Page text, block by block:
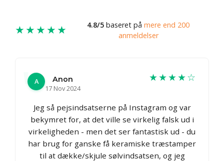
★★★★★ 4.8/5 baseret på mere end 200
anmeldelser
A
Anon
17 Nov 2024
★★★★☆
Jeg så pejsindsatserne på Instagram og var
bekymret for, at det ville se virkelig falsk ud i
virkeligheden - men det ser fantastisk ud - du
har brug for ganske få keramiske træstamper
til at dække/skjule sølvindsatsen, og jeg